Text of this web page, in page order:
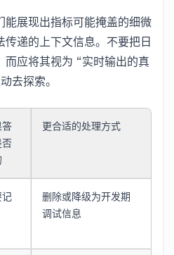
能展现出指标可能掩盖的细微
递的上下文信息。不要把日
应将其视为 “实时输出的真
去探索。
更合适的处理方式
删除或降级为开发期
调试信息